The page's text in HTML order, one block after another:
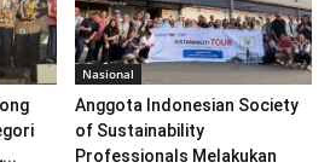
Nasional
Anggota Indonesian Society
of Sustainability
Professionals Melakukan